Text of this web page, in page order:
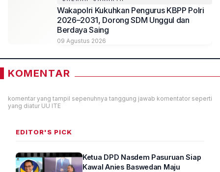
Wakapolri Kukuhkan Pengurus KBPP Polri
2026–2031, Dorong SDM Unggul dan
Berdaya Saing
09 Agustus 2026
KOMENTAR
komentar yang tampil sepenuhnya tanggung jawab komentator seperti
yang diatur UU ITE
EDITOR'S PICK
Ketua DPD Nasdem Pasuruan Siap
Kawal Anies Baswedan Maju